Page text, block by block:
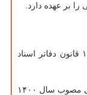
بر عهده دارد.
ت - دفترخانه: دفتر اسناد رسمی موضوع ماده ۱ قانون دفاتر اسناد
ت - آئین نامه: بخشنامه قانون دفاتر اسناد رسمی مصوب سال ۱۴۰۰